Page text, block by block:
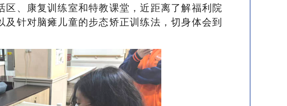
、康复训练室和特教课堂，近距离了解福利院
针对脑瘫儿童的步态矫正训练法，切身体会到